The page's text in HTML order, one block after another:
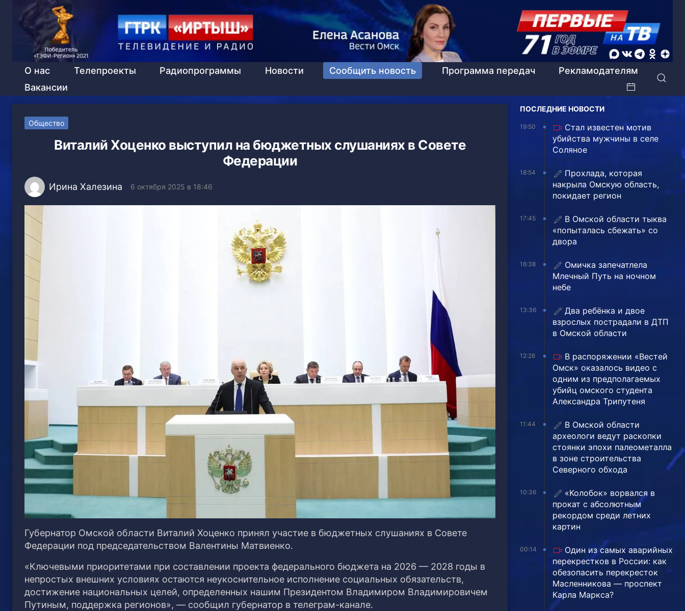
О нас Телепроекты Радиопрограммы Новости Сообщить новость Программа передач
Рекламодателям
Вакансии
Общество
Виталий Хоценко выступил на бюджетных слушаниях в Совете
Федерации
Ирина Халезина 6 октября 2025 в 18:46
Губернатор Омской области Виталий Хоценко принял участие в бюджетных слушаниях в Совете
Федерации под председательством Валентины Матвиенко.
«Ключевыми приоритетами при составлении проекта федерального бюджета на 2026 — 2028 годы в
непростых внешних условиях остаются неукоснительное исполнение социальных обязательств,
достижение национальных целей, определенных нашим Президентом Владимиром Владимировичем
Путиным, поддержка регионов», — сообщил губернатор в телеграм-канале.
ПОСЛЕДНИЕ НОВОСТИ
19:50
Стал известен мотив
убийства мужчины в селе
Соляное
18:54
Прохлада, которая
накрыла Омскую область,
покидает регион
17:45
В Омской области тыква
«попыталась сбежать» со
двора
16:38
Омичка запечатлела
Млечный Путь на ночном
небе
13:36
Два ребёнка и двое
взрослых пострадали в ДТП
в Омской области
12:26
В распоряжении «Вестей
Омск» оказалось видео с
одним из предполагаемых
убийц омского студента
Александра Трипутеня
11:44
В Омской области
археологи ведут раскопки
стоянки эпохи палеометалла
в зоне строительства
Северного обхода
10:36
«Колобок» ворвался в
прокат с абсолютным
рекордом среди летних
картин
00:14
Один из самых аварийных
перекрестков в России: как
обезопасить перекресток
Масленникова — проспект
Карла Маркса?